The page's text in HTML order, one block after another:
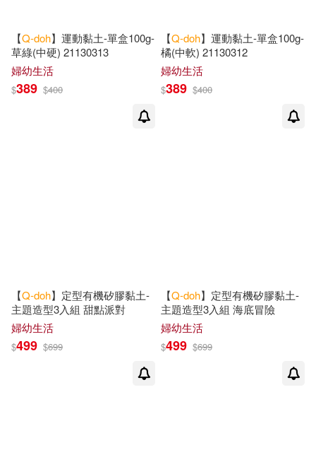
【Q-doh】運動黏土-單盒100g-
草綠(中硬) 21130313
婦幼生活
$389 $400
【Q-doh】運動黏土-單盒100g-
橘(中軟) 21130312
婦幼生活
$389 $400
【Q-doh】定型有機矽膠黏土-
主題造型3入組 甜點派對
婦幼生活
$499 $699
【Q-doh】定型有機矽膠黏土-
主題造型3入組 海底冒險
婦幼生活
$499 $699